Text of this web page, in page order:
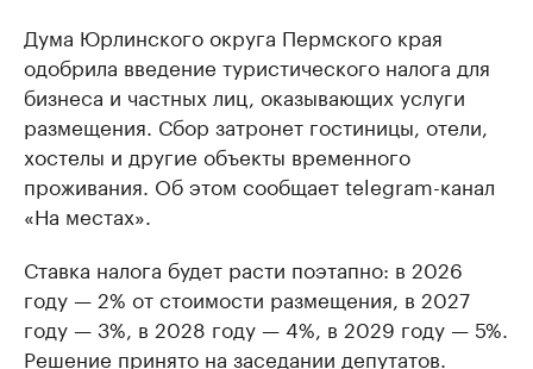
Дума Юрлинского округа Пермского края
одобрила введение туристического налога для
бизнеса и частных лиц, оказывающих услуги
размещения. Сбор затронет гостиницы, отели,
хостелы и другие объекты временного
проживания. Об этом сообщает telegram-канал
«На местах».
Ставка налога будет расти поэтапно: в 2026
году — 2% от стоимости размещения, в 2027
году — 3%, в 2028 году — 4%, в 2029 году — 5%.
Решение принято на заседании депутатов.